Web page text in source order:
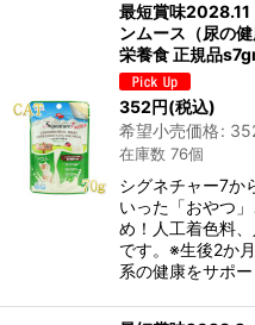
最短賞味2028.11
ンムース（尿の
栄養食 正規品
352円(税込)
希望小売価格:
在庫数 76個
シグネチャー7か
いった「おやつ
め！人工着色料
です。※生後2か
系の健康をサポ